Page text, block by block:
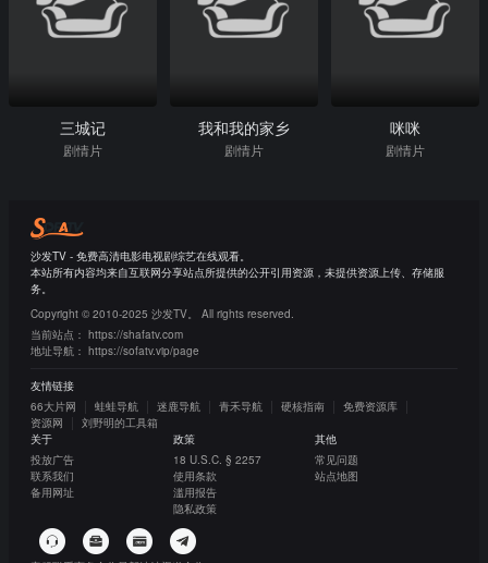
三城记
剧情片
我和我的家乡
剧情片
咪咪
剧情片
沙发TV - 免费高清电影电视剧综艺在线观看。
本站所有内容均来自互联网分享站点所提供的公开引用资源，未提供资源上传、存储服
务。
Copyright © 2010-2025 沙发TV。 All rights reserved.
当前站点： https://shafatv.com
地址导航： https://sofatv.vip/page
友情链接
66大片网
蛙蛙导航 迷鹿导航 青禾导航 硬核指南
免费资源库
资源网
刘野明的工具箱
关于
投放广告
联系我们
备用网址
政策
18 U.S.C. § 2257
使用条款
滥用报告
隐私政策
其他
常见问题
站点地图